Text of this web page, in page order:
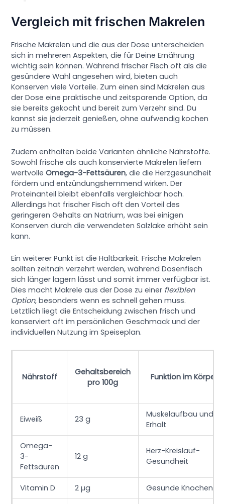
Vergleich mit frischen Makrelen
Frische Makrelen und die aus der Dose unterscheiden
sich in mehreren Aspekten, die für Deine Ernährung
wichtig sein können. Während frischer Fisch oft als die
gesündere Wahl angesehen wird, bieten auch
Konserven viele Vorteile. Zum einen sind Makrelen aus
der Dose eine praktische und zeitsparende Option, da
sie bereits gekocht und bereit zum Verzehr sind. Du
kannst sie jederzeit genießen, ohne aufwendig kochen
zu müssen.
Zudem enthalten beide Varianten ähnliche Nährstoffe.
Sowohl frische als auch konservierte Makrelen liefern
wertvolleOmega-3-Fettsäuren, die die Herzgesundheit
fördern und entzündungshemmend wirken. Der
Proteinanteil bleibt ebenfalls vergleichbar hoch.
Allerdings hat frischer Fisch oft den Vorteil des
geringeren Gehalts an Natrium, was bei einigen
Konserven durch die verwendeten Salzlake erhöht sein
kann.
Ein weiterer Punkt ist die Haltbarkeit. Frische Makrelen
sollten zeitnah verzehrt werden, während Dosenfisch
sich länger lagern lässt und somit immer verfügbar ist.
Dies macht Makrele aus der Dose zu einer flexiblen
Option, besonders wenn es schnell gehen muss.
Letztlich liegt die Entscheidung zwischen frisch und
konserviert oft im persönlichen Geschmack und der
individuellen Nutzung im Speiseplan.
Nährstoff
Gehaltsbereich
pro 100g
Funktion im Körper
Eiweiß 23 g
Muskelaufbau und
Erhalt
Omega-
3-
Fettsäuren
12 g
Herz-Kreislauf-
Gesundheit
Vitamin D 2 µg Gesunde Knochen